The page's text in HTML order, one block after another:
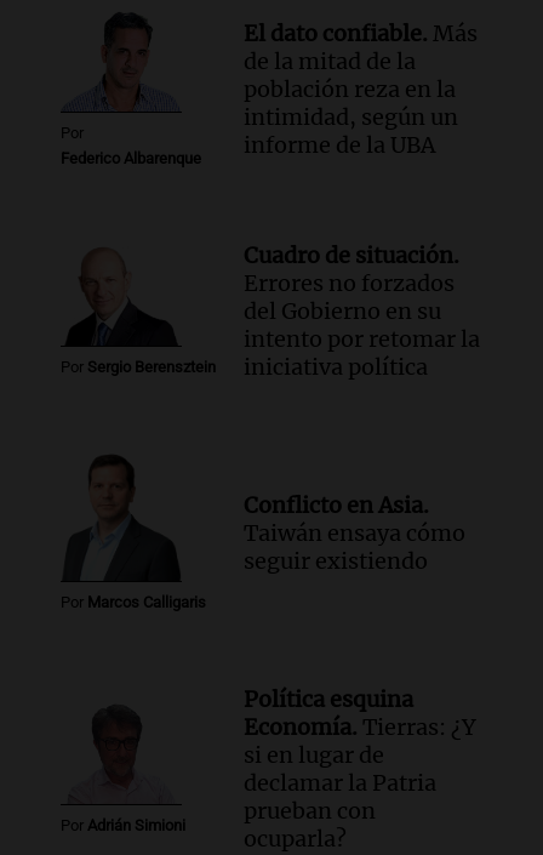
Panorama Federal
Episodios
Por
Federico Albarenque
El dato confiable. Más
de la mitad de la
población reza en la
intimidad, según un
informe de la UBA
Por Sergio Berensztein
Cuadro de situación.
Errores no forzados
del Gobierno en su
intento por retomar la
iniciativa política
Por Marcos Calligaris
Conflicto en Asia.
Taiwán ensaya cómo
seguir existiendo
Por Adrián Simioni
Política esquina
Economía. Tierras: ¿Y
si en lugar de
declamar la Patria
prueban con
ocuparla?